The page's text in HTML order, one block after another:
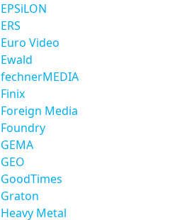
EPSiLON
ERS
Euro Video
Ewald
fechnerMEDIA
Finix
Foreign Media
Foundry
GEMA
GEO
GoodTimes
Graton
Heavy Metal